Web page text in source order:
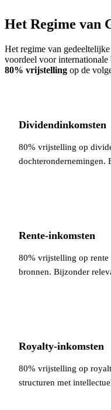
Het Regime van
Het regime van
voordeel voor
80% vrijstelling op de
Dividendinkomsten
80% vrijstelling op
dochterondernemingen.
Rente-inkomsten
80% vrijstelling op rente
bronnen. Bijzonder
Royalty-inkomsten
80% vrijstelling op
structuren met